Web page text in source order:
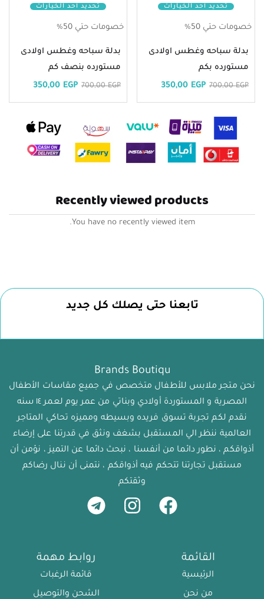
تحديد أحد الخيارات
خصومات حتي 50%
بدلة سباحه وغطس اولادى
مستورده بكم
700,00EGP
350,00 EGP
تحديد أحد الخيارات
خصومات حتي 50%
بدلة سباحه وغطس اولادى
مستورده بنصف كم
700,00EGP
350,00 EGP
Recently viewed products
You have no recently viewed item.
تابعنا حتى يصلك كل جديد
Brands Boutiqu
نحن متجر ملابس للأطفال متخصص في جميع مقاسات الأطفال
المصرية و المستوردة أولادي وبناتي من عمر يوم لعمر ١٤ سنه
نقدم لكم تجربة تسوق فريده وبسيطه ومميزه تحاكي المتاجر
العالمية ننظر الي المستقبل بشغف ونثق في قدرتنا على إرضاء
أذواقكم ، نطور دائما من أنفسنا ، نبحث دائما عن التميز ، نؤمن أن
مستقبل تجارتنا تتحكم فيه أذواقكم ، نتمنى أن ننال رضاكم
وثقتكم
القائمة
الرئيسية
من نحن
روابط مهمة
قائمة الرغبات
الشحن والتوصيل